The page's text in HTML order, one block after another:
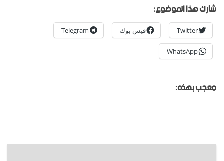
شارك هذا الموضوع:
Twitter فيس بوك Telegram
WhatsApp
معجب بهذه: